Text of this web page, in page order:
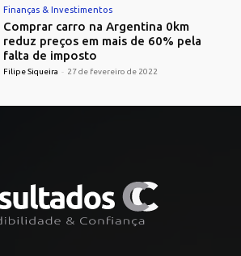
Finanças & Investimentos
Comprar carro na Argentina 0km
reduz preços em mais de 60% pela
falta de imposto
Filipe Siqueira - 27 de fevereiro de 2022